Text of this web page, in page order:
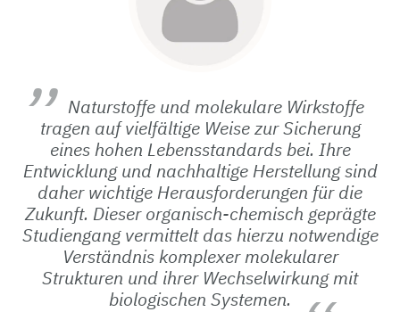
Naturstoffe und molekulare Wirkstoffe
tragen auf vielfältige Weise zur Sicherung
eines hohen Lebensstandards bei. Ihre
Entwicklung und nachhaltige Herstellung sind
daher wichtige Herausforderungen für die
Zukunft. Dieser organisch-chemisch geprägte
Studiengang vermittelt das hierzu notwendige
Verständnis komplexer molekularer
Strukturen und ihrer Wechselwirkung mit
biologischen Systemen.